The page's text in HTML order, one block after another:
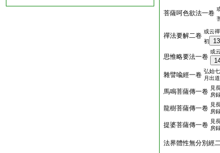
菩薩呵色欲法一卷
禪法要解二卷
或云禪
初
13
思惟略要法一卷
或
雜譬喩經一卷 弘始
月出
馬鳴菩薩傳一卷 見
房
龍樹菩薩傳一卷 見
房
提婆菩薩傳一卷 見
房
法界體性無分別經